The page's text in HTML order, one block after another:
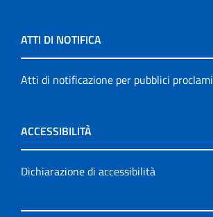
ATTI DI NOTIFICA
Atti di notificazione per pubblici proclami
ACCESSIBILITÀ
Dichiarazione di accessibilità